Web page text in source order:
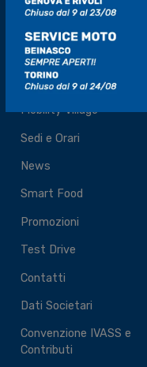
IL GRUPPO
Gruppo Mo.Vi
Mobility Village
Sedi e Orari
News
Smart Food
Promozioni
Test Drive
Contatti
Dati Societari
Convenzione IVASS e
Contributi